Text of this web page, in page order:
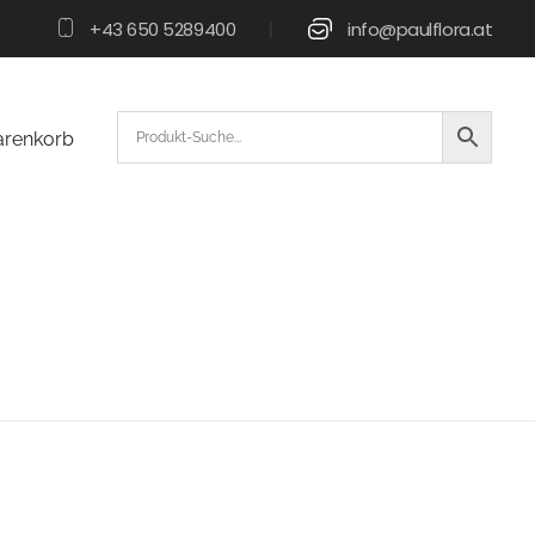
+43 650 5289400 info@paulflora.at